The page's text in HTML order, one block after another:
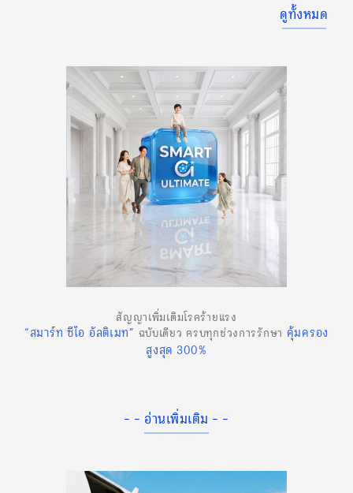
ดูทั้งหมด
สัญญาเพิ่มเติมโรคร้ายแรง
“สมาร์ท ซีไอ อัลติเมท” ฉบับเดียว ครบทุกช่วงการรักษา คุ้มครอง
สูงสุด 300%
- - อ่านเพิ่มเติม - -